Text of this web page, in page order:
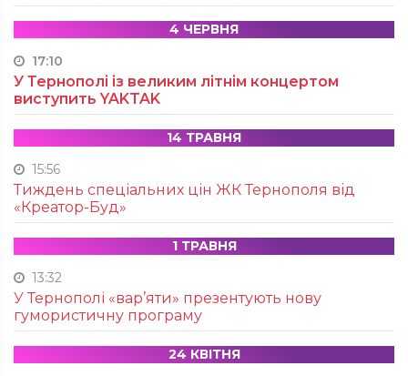
4 ЧЕРВНЯ
17:10
У Тернополі із великим літнім концертом
виступить YAKTAK
14 ТРАВНЯ
15:56
Тиждень спеціальних цін ЖК Тернополя від
«Креатор-Буд»
1 ТРАВНЯ
13:32
У Тернополі «вар’яти» презентують нову
гумористичну програму
24 КВІТНЯ